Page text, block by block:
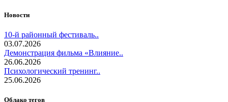
Новости
10-й районный фестиваль..
03.07.2026
Демонстрация фильма «Влияние..
26.06.2026
Психологический тренинг..
25.06.2026
Облако тегов